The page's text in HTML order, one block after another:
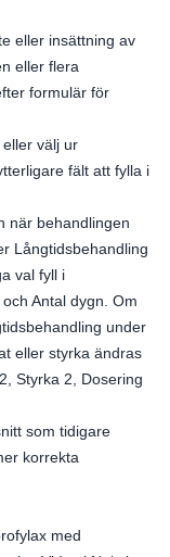
eller insättning av
eller flera
formulär för
välj ur
fält att fylla i
när behandlingen
Långtidsbehandling
val fyll i
Antal dygn. Om
under
eller styrka ändras
Styrka 2, Dosering
som tidigare
korrekta
med